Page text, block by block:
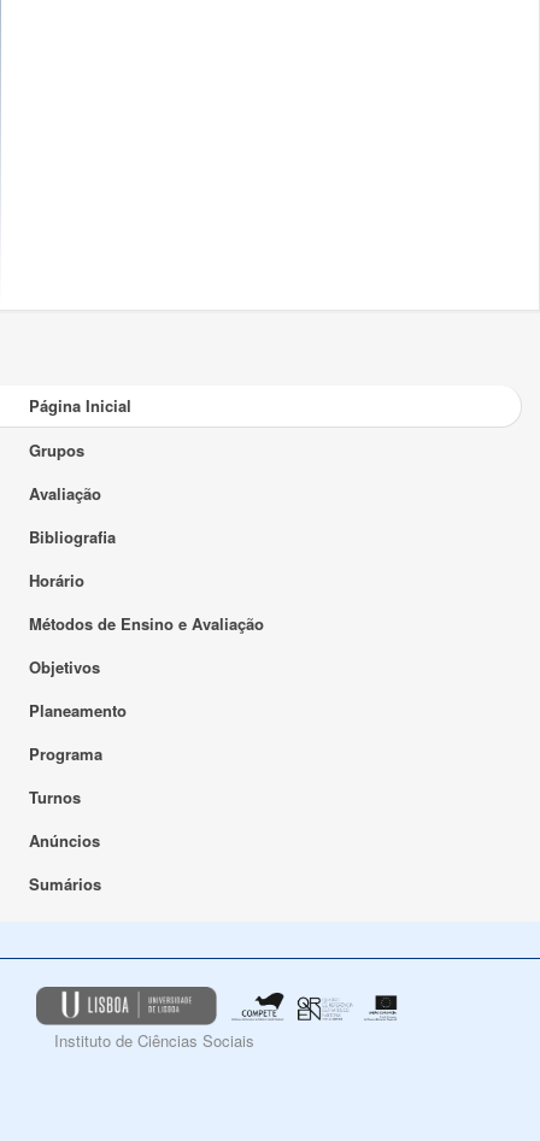
Página Inicial
Grupos
Avaliação
Bibliografia
Horário
Métodos de Ensino e Avaliação
Objetivos
Planeamento
Programa
Turnos
Anúncios
Sumários
Instituto de Ciências Sociais